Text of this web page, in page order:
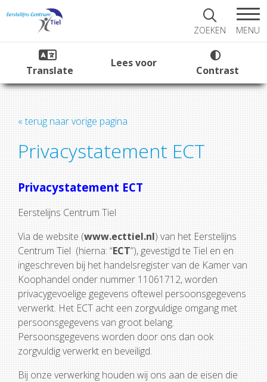
ZOEKEN MENU
Translate
Lees voor
Contrast
« terug naar vorige pagina
Privacystatement ECT
Privacystatement ECT
Eerstelijns Centrum Tiel
Via de website (www.ecttiel.nl) van het Eerstelijns
Centrum Tiel (hierna: “ECT”), gevestigd te Tiel en en
ingeschreven bij het handelsregister van de Kamer van
Koophandel onder nummer 11061712, worden
privacygevoelige gegevens oftewel persoonsgegevens
verwerkt. Het ECT acht een zorgvuldige omgang met
persoonsgegevens van groot belang.
Persoonsgegevens worden door ons dan ook
zorgvuldig verwerkt en beveiligd.
Bij onze verwerking houden wij ons aan de eisen die